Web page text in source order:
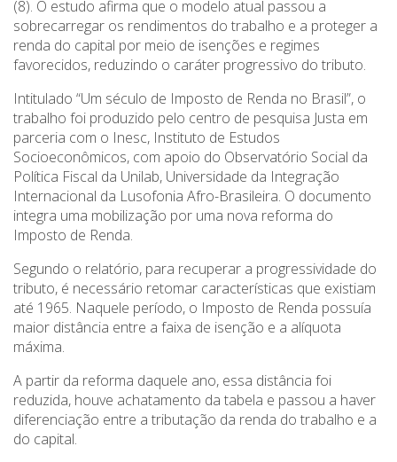
(8). O estudo afirma que o modelo atual passou a
sobrecarregar os rendimentos do trabalho e a proteger a
renda do capital por meio de isenções e regimes
favorecidos, reduzindo o caráter progressivo do tributo.
Intitulado “Um século de Imposto de Renda no Brasil”, o
trabalho foi produzido pelo centro de pesquisa Justa em
parceria com o Inesc, Instituto de Estudos
Socioeconômicos, com apoio do Observatório Social da
Política Fiscal da Unilab, Universidade da Integração
Internacional da Lusofonia Afro-Brasileira. O documento
integra uma mobilização por uma nova reforma do
Imposto de Renda.
Segundo o relatório, para recuperar a progressividade do
tributo, é necessário retomar características que existiam
até 1965. Naquele período, o Imposto de Renda possuía
maior distância entre a faixa de isenção e a alíquota
máxima.
A partir da reforma daquele ano, essa distância foi
reduzida, houve achatamento da tabela e passou a haver
diferenciação entre a tributação da renda do trabalho e a
do capital.